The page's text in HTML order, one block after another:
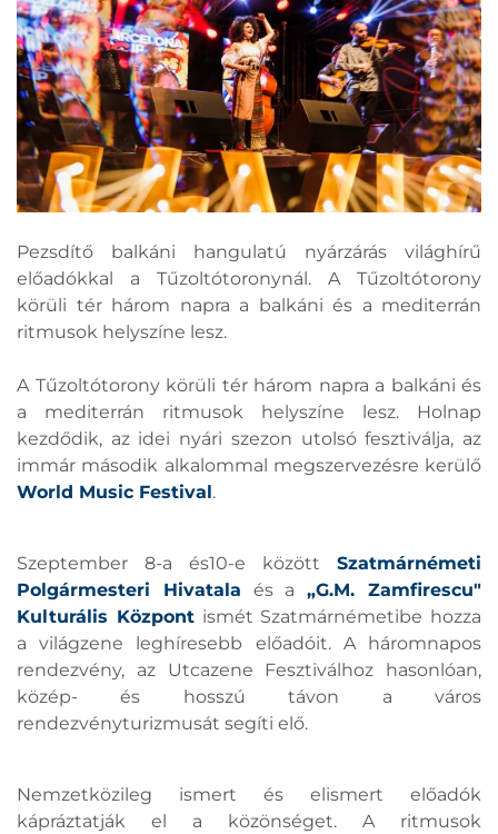
Pezsdítő balkáni hangulatú nyárzárás világhírű
előadókkal a Tűzoltótoronynál. A Tűzoltótorony
körüli tér három napra a balkáni és a mediterrán
ritmusok helyszíne lesz.
A Tűzoltótorony körüli tér három napra a balkáni és
a mediterrán ritmusok helyszíne lesz. Holnap
kezdődik, az idei nyári szezon utolsó fesztiválja, az
immár második alkalommal megszervezésre kerülő
World Music Festival.
Szeptember 8-a és10-e között Szatmárnémeti
Polgármesteri Hivatala és a„G.M. Zamfirescu"
Kulturális Központismét Szatmárnémetibe hozza
a világzene leghíresebb előadóit. A háromnapos
rendezvény, az Utcazene Fesztiválhoz hasonlóan,
közép- és hosszú távon a város
rendezvényturizmusát segíti elő.
Nemzetközileg ismert és elismert előadók
kápráztatják el a közönséget. A ritmusok